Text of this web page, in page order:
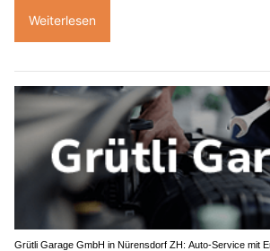
Weiterlesen
Grütli Garage GmbH in Nürensdorf ZH: Auto-Service mit